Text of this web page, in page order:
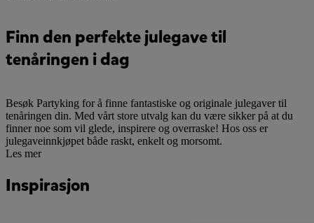
Finn den perfekte julegave til
tenåringen i dag
Besøk Partyking for å finne fantastiske og originale julegaver til
tenåringen din. Med vårt store utvalg kan du være sikker på at du
finner noe som vil glede, inspirere og overraske! Hos oss er
julegaveinnkjøpet både raskt, enkelt og morsomt.
Les mer
Inspirasjon